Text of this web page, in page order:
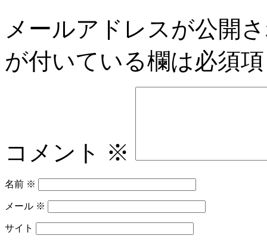
メールアドレスが公開
が付いている欄は必須
コメント ※
名前 ※
メール ※
サイト